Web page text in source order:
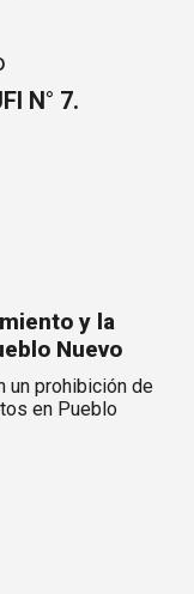
N° 7.
y la
Nuevo